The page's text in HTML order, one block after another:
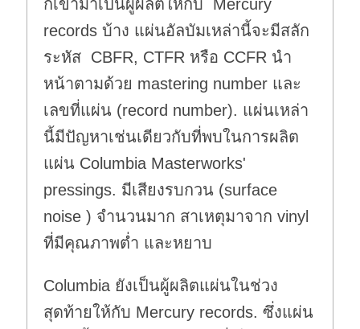
ก็เข้ามาเป็นผู้ผลิตให้กับ Mercury
records บ้าง แผ่นอัลบัมเหล่านี้จะมีสลัก
ระหัส CBFR, CTFR หรือ CCFR นำ
หน้าตามด้วย mastering number และ
เลขที่แผ่น (record number). แผ่นเหล่า
นี้มีปัญหาเช่นเดียวกับที่พบในการผลิต
แผ่น Columbia Masterworks'
pressings. มีเสียงรบกวน (surface
noise ) จำนวนมาก สาเหตุมาจาก vinyl
ที่มีคุณภาพต่ำ และหยาบ
Columbia ยังเป็นผู้ผลิตแผ่นในช่วง
สุดท้ายให้กับ Mercury records. ซึ่งแผ่น